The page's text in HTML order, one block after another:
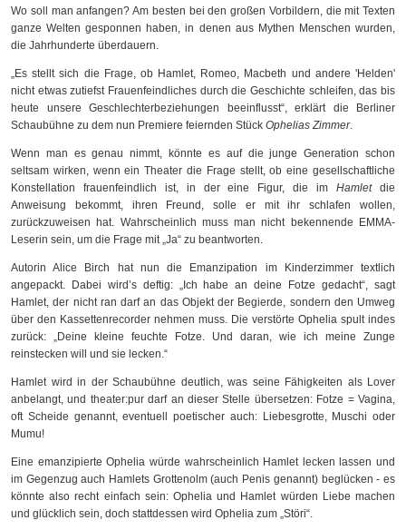
Wo soll man anfangen? Am besten bei den großen Vorbildern, die mit Texten
ganze Welten gesponnen haben, in denen aus Mythen Menschen wurden,
die Jahrhunderte überdauern.
„Es stellt sich die Frage, ob Hamlet, Romeo, Macbeth und andere 'Helden'
nicht etwas zutiefst Frauenfeindliches durch die Geschichte schleifen, das bis
heute unsere Geschlechterbeziehungen beeinflusst“, erklärt die Berliner
Schaubühne zu dem nun Premiere feiernden Stück Ophelias Zimmer.
Wenn man es genau nimmt, könnte es auf die junge Generation schon
seltsam wirken, wenn ein Theater die Frage stellt, ob eine gesellschaftliche
Konstellation frauenfeindlich ist, in der eine Figur, die imHamletdie
Anweisung bekommt, ihren Freund, solle er mit ihr schlafen wollen,
zurückzuweisen hat. Wahrscheinlich muss man nicht bekennende EMMA-
Leserin sein, um die Frage mit „Ja“ zu beantworten.
Autorin Alice Birch hat nun die Emanzipation im Kinderzimmer textlich
angepackt. Dabei wird’s deftig: „Ich habe an deine Fotze gedacht“, sagt
Hamlet, der nicht ran darf an das Objekt der Begierde, sondern den Umweg
über den Kassettenrecorder nehmen muss. Die verstörte Ophelia spult indes
zurück: „Deine kleine feuchte Fotze. Und daran, wie ich meine Zunge
reinstecken will und sie lecken.“
Hamlet wird in der Schaubühne deutlich, was seine Fähigkeiten als Lover
anbelangt, und theater:pur darf an dieser Stelle übersetzen: Fotze = Vagina,
oft Scheide genannt, eventuell poetischer auch: Liebesgrotte, Muschi oder
Mumu!
Eine emanzipierte Ophelia würde wahrscheinlich Hamlet lecken lassen und
im Gegenzug auch Hamlets Grottenolm (auch Penis genannt) beglücken - es
könnte also recht einfach sein: Ophelia und Hamlet würden Liebe machen
und glücklich sein, doch stattdessen wird Ophelia zum „Störi“.